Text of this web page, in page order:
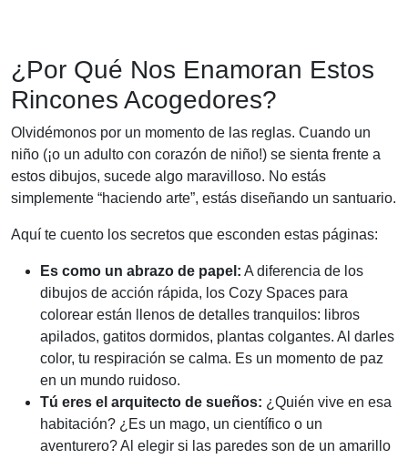
¿Por Qué Nos Enamoran Estos
Rincones Acogedores?
Olvidémonos por un momento de las reglas. Cuando un
niño (¡o un adulto con corazón de niño!) se sienta frente a
estos dibujos, sucede algo maravilloso. No estás
simplemente “haciendo arte”, estás diseñando un santuario.
Aquí te cuento los secretos que esconden estas páginas:
Es como un abrazo de papel: A diferencia de los
dibujos de acción rápida, los Cozy Spaces para
colorear están llenos de detalles tranquilos: libros
apilados, gatitos dormidos, plantas colgantes. Al darles
color, tu respiración se calma. Es un momento de paz
en un mundo ruidoso.
Tú eres el arquitecto de sueños: ¿Quién vive en esa
habitación? ¿Es un mago, un científico o un
aventurero? Al elegir si las paredes son de un amarillo